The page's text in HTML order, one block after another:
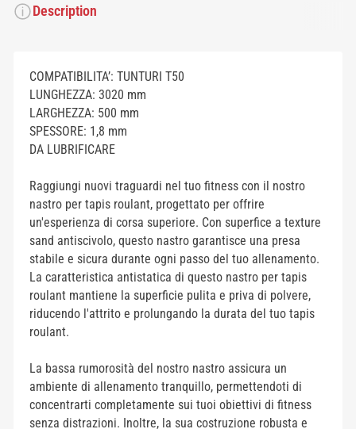
Description
COMPATIBILITA’: TUNTURI T50
LUNGHEZZA: 3020 mm
LARGHEZZA: 500 mm
SPESSORE: 1,8 mm
DA LUBRIFICARE
Raggiungi nuovi traguardi nel tuo fitness con il nostro
nastro per tapis roulant, progettato per offrire
un'esperienza di corsa superiore. Con superfice a texture
sand antiscivolo, questo nastro garantisce una presa
stabile e sicura durante ogni passo del tuo allenamento.
La caratteristica antistatica di questo nastro per tapis
roulant mantiene la superficie pulita e priva di polvere,
riducendo l'attrito e prolungando la durata del tuo tapis
roulant.
La bassa rumorosità del nostro nastro assicura un
ambiente di allenamento tranquillo, permettendoti di
concentrarti completamente sui tuoi obiettivi di fitness
senza distrazioni. Inoltre, la sua costruzione robusta e